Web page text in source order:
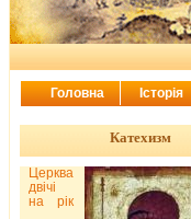
Катехизм
Церква
двічі
на рік
Головна Історія